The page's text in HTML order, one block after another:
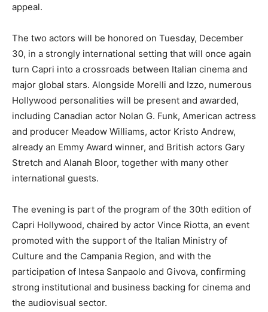
appeal.
The two actors will be honored on Tuesday, December
30, in a strongly international setting that will once again
turn Capri into a crossroads between Italian cinema and
major global stars. Alongside Morelli and Izzo, numerous
Hollywood personalities will be present and awarded,
including Canadian actor Nolan G. Funk, American actress
and producer Meadow Williams, actor Kristo Andrew,
already an Emmy Award winner, and British actors Gary
Stretch and Alanah Bloor, together with many other
international guests.
The evening is part of the program of the 30th edition of
Capri Hollywood, chaired by actor Vince Riotta, an event
promoted with the support of the Italian Ministry of
Culture and the Campania Region, and with the
participation of Intesa Sanpaolo and Givova, confirming
strong institutional and business backing for cinema and
the audiovisual sector.